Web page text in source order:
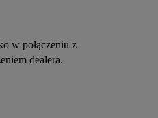
w połączeniu z
dealera.